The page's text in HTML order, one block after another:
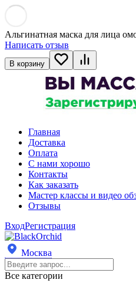
Альгинатная маска для лица
Написать отзыв
В корзину
Главная
Доставка
Оплата
С нами хорошо
Контакты
Как заказать
Мастер классы и видео
Отзывы
ВходРегистрация
Москва
Все категории